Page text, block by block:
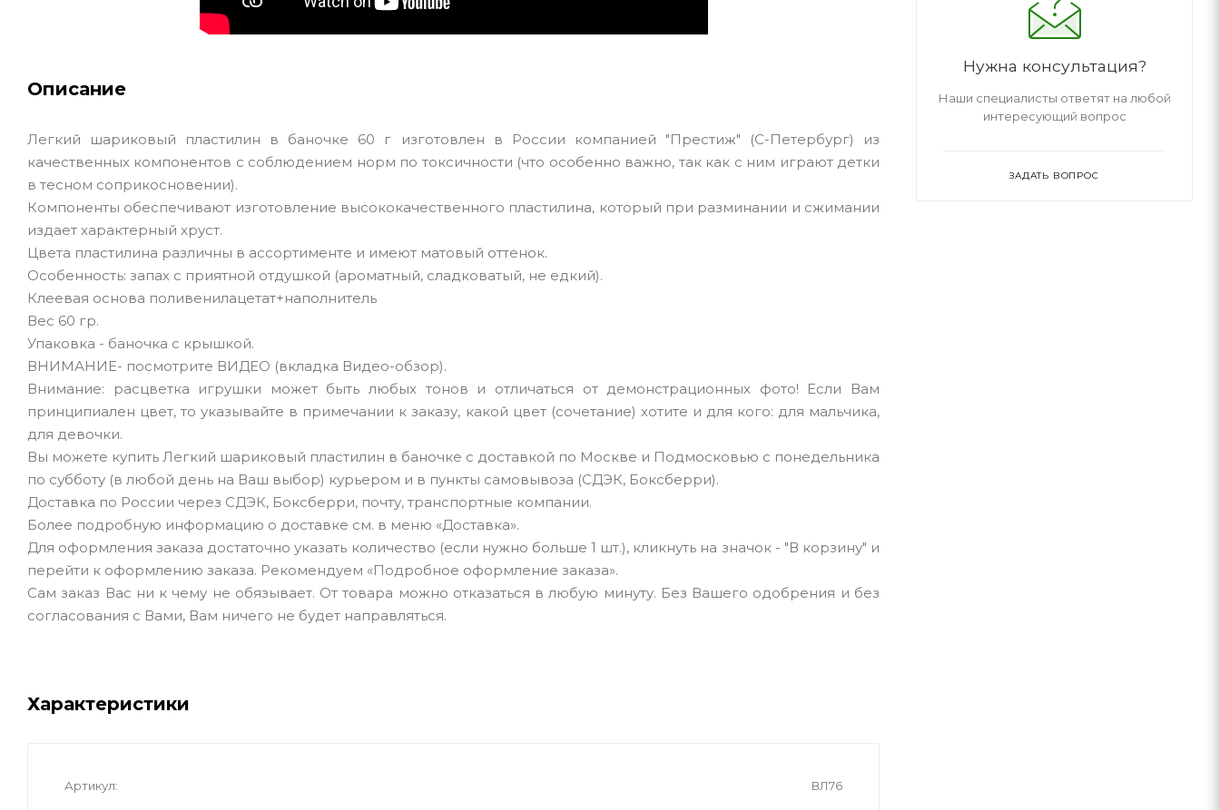
Описание
Легкий шариковый пластилин в баночке 60 г изготовлен в России компанией "Престиж" (С-Петербург) из
качественных компонентов с соблюдением норм по токсичности (что особенно важно, так как с ним играют детки
в тесном соприкосновении).
Компоненты обеспечивают изготовление высококачественного пластилина, который при разминании и сжимании
издает характерный хруст.
Цвета пластилина различны в ассортименте и имеют матовый оттенок.
Особенность: запах с приятной отдушкой (ароматный, сладковатый, не едкий).
Клеевая основа поливенилацетат+наполнитель
Вес 60 гр.
Упаковка - баночка с крышкой.
ВНИМАНИЕ- посмотрите ВИДЕО (вкладка Видео-обзор).
Внимание: расцветка игрушки может быть любых тонов и отличаться от демонстрационных фото! Если Вам
принципиален цвет, то указывайте в примечании к заказу, какой цвет (сочетание) хотите и для кого: для мальчика,
для девочки.
Вы можете купить Легкий шариковый пластилин в баночке с доставкой по Москве и Подмосковью с понедельника
по субботу (в любой день на Ваш выбор) курьером и в пункты самовывоза (СДЭК, Боксберри).
Доставка по России через СДЭК, Боксберри, почту, транспортные компании.
Более подробную информацию о доставке см. в меню «Доставка».
Для оформления заказа достаточно указать количество (если нужно больше 1 шт.), кликнуть на значок - "В корзину" и
перейти к оформлению заказа. Рекомендуем «Подробное оформление заказа».
Сам заказ Вас ни к чему не обязывает. От товара можно отказаться в любую минуту. Без Вашего одобрения и без
согласования с Вами, Вам ничего не будет направляться.
Характеристики
Артикул
ВЛ76
Нужна консультация?
Наши специалисты ответят на любой
интересующий вопрос
ЗАДАТЬ ВОПРОС